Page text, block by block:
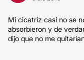
Mi cicatriz casi no se
absorbieron y de
dijo que no me